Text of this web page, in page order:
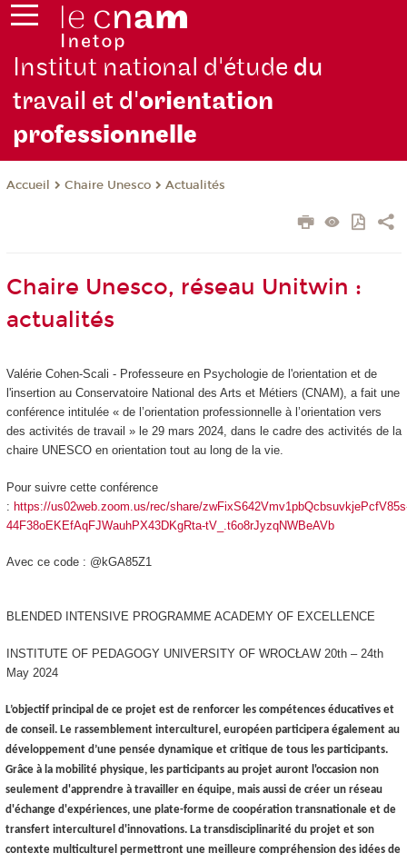
Institut national d'étude du
travail et d'orientation
professionnelle
Accueil Chaire Unesco Actualités
Chaire Unesco, réseau Unitwin :
actualités
Valérie Cohen-Scali - Professeure en Psychologie de l'orientation et de
l'insertion au Conservatoire National des Arts et Métiers (CNAM), a fait une
conférence intitulée « de l’orientation professionnelle à l’orientation vers
des activités de travail » le 29 mars 2024, dans le cadre des activités de la
chaire UNESCO en orientation tout au long de la vie.
Pour suivre cette conférence
: https://us02web.zoom.us/rec/share/
44F38oEKEfAqFJWauhPX43DKgRta-tV_.t6o8rJyzqNWBeAVb
Avec ce code : @kGA85Z1
BLENDED INTENSIVE PROGRAMME ACADEMY OF EXCELLENCE
INSTITUTE OF PEDAGOGY UNIVERSITY OF WROCŁAW 20th – 24th
May 2024
L’objectif principal de ce projet est de renforcer les compétences éducatives et
de conseil. Le rassemblement interculturel, européen participera également au
développement d’une pensée dynamique et critique de tous les participants.
Grâce à la mobilité physique, les participants au projet auront l'occasion non
seulement d'apprendre à travailler en équipe, mais aussi de créer un réseau
d'échange d'expériences, une plate-forme de coopération transnationale et de
transfert interculturel d'innovations. La transdisciplinarité du projet et son
contexte multiculturel permettront une meilleure compréhension des idées de